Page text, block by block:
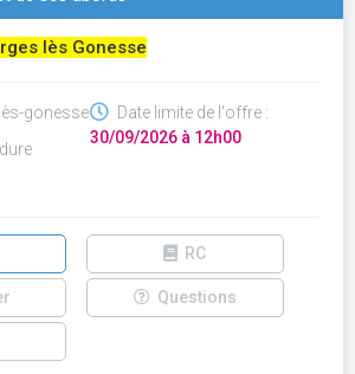
lès Gonesse
gonesse
Date limite de l'offre :
30/09/2026 à 12h00
RC
Questions